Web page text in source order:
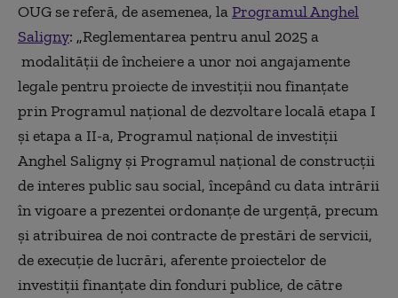
OUG se referă, de asemenea, laProgramul Anghel
Saligny: „Reglementarea pentru anul 2025 a
modalităţii de încheiere a unor noi angajamente
legale pentru proiecte de investiţii nou finanţate
prin Programul naţional de dezvoltare locală etapa I
şi etapa a II-a, Programul naţional de investiţii
Anghel Saligny şi Programul naţional de construcţii
de interes public sau social, începând cu data intrării
în vigoare a prezentei ordonanţe de urgenţă, precum
şi atribuirea de noi contracte de prestări de servicii,
de execuţie de lucrări, aferente proiectelor de
investiţii finanţate din fonduri publice, de către